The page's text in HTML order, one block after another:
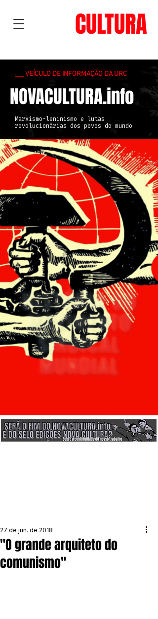
CULTURA
___ VEÍCULO DE INFORMAÇÃO DA URC
NOVACULTURA.info
Marxismo-leninismo e lutas
revolucionárias dos povos do mundo
"O grande arquiteto do
comunismo"
27 de jun. de 2018